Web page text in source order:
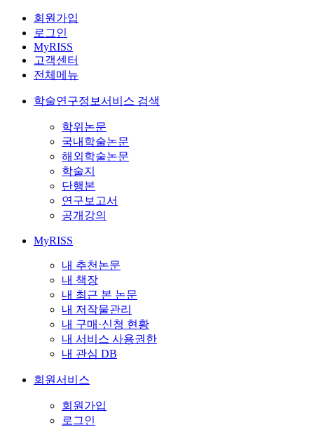
회원가입
로그인
MyRISS
고객센터
전체메뉴
학술연구정보서비스 검색
학위논문
국내학술논문
해외학술논문
학술지
단행본
연구보고서
공개강의
MyRISS
내 추천논문
내 책장
내 최근 본 논문
내 저작물관리
내 구매·신청 현황
내 서비스 사용권한
내 관심 DB
회원서비스
회원가입
로그인